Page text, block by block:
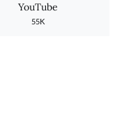
YouTube
55K